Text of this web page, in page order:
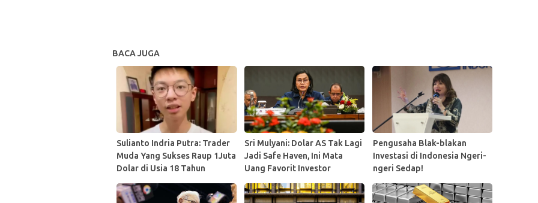
BACA JUGA
Sulianto Indria Putra: Trader
Muda Yang Sukses Raup 1Juta
Dolar di Usia 18 Tahun
Sri Mulyani: Dolar AS Tak Lagi
Jadi Safe Haven, Ini Mata
Uang Favorit Investor
Pengusaha Blak-blakan
Investasi di Indonesia Ngeri-
ngeri Sedap!